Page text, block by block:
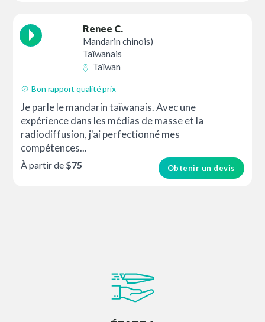
Renee C.
Mandarin chinois)
Taïwanais
Taïwan
Bon rapport qualité prix
Je parle le mandarin taïwanais. Avec une
expérience dans les médias de masse et la
radiodiffusion, j'ai perfectionné mes
compétences...
Obtenir un devis
À partir de $75